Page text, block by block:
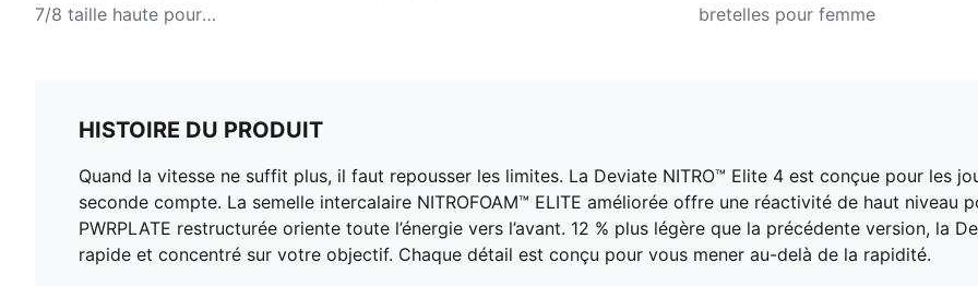
7/8 taille haute pour
bretelles pour femme
HISTOIRE DU PRODUIT
Quand la vitesse ne suffit plus, il faut repousser les limites. La Deviate NITRO™ Elite 4 est conçue pour les
seconde compte. La semelle intercalaire NITROFOAM™ ELITE améliorée offre une réactivité de haut niveau
PWRPLATE restructurée oriente toute l’énergie vers l’avant. 12 % plus légère que la précédente version, la
rapide et concentré sur votre objectif. Chaque détail est conçu pour vous mener au-delà de la rapidité.